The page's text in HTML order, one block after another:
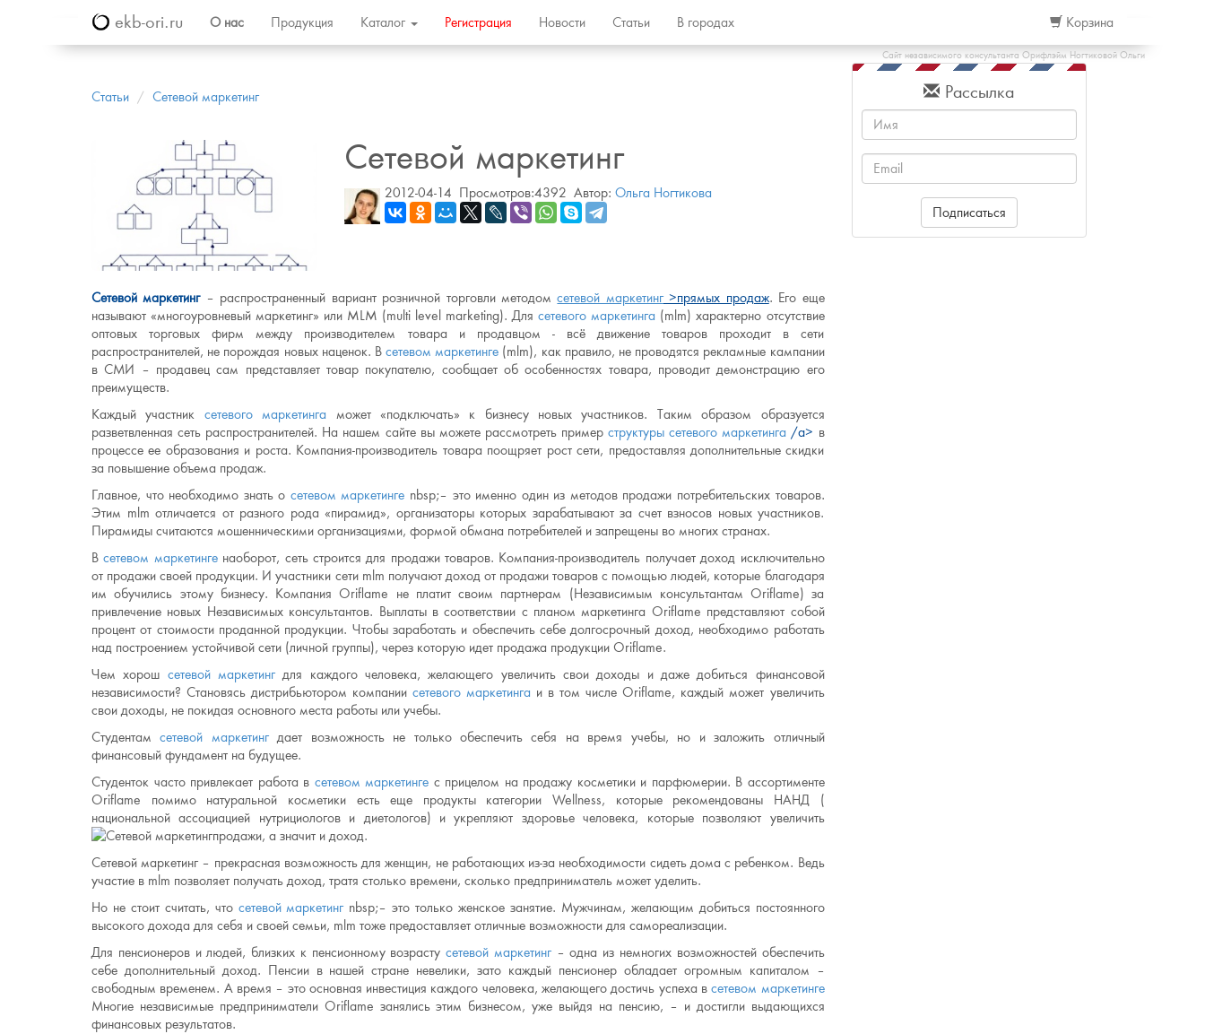
ekb-ori.ru О нас Продукция Каталог Регистрация Новости Статьи В городах Корзина
Сайт независимого консультанта Орифлэйм Ногтиковой Ольги
Статьи Сетевой маркетинг
Сетевой маркетинг
2012-04-14 Просмотров:4392 Автор:Ольга Ногтикова
Сетевой маркетинг– распространенный вариант розничной торговли методомсетевой маркетинг>прямых продаж. Его еще
называют «многоуровневый маркетинг» или MLM (multi level marketing). Длясетевого маркетинга (mlm) характерно отсутствие
оптовых торговых фирм между производителем товара и продавцом - всё движение товаров проходит в сети
распространителей, не порождая новых наценок. Всетевом маркетинге (mlm), как правило, не проводятся рекламные кампании
в СМИ – продавец сам представляет товар покупателю, сообщает об особенностях товара, проводит демонстрацию его
преимуществ.
Каждый участник сетевого маркетинга может «подключать» к бизнесу новых участников. Таким образом образуется
разветвленная сеть распространителей. На нашем сайте вы можете рассмотреть примерструктурысетевого маркетинга /a> в
процессе ее образования и роста. Компания-производитель товара поощряет рост сети, предоставляя дополнительные скидки
за повышение объема продаж.
Главное, что необходимо знать о сетевом маркетинге nbsp;– это именно один из методов продажи потребительских товаров.
Этим mlm отличается от разного рода «пирамид», организаторы которых зарабатывают за счет взносов новых участников.
Пирамиды считаются мошенническими организациями, формой обмана потребителей и запрещены во многих странах.
Всетевом маркетингенаоборот, сеть строится для продажи товаров. Компания-производитель получает доход исключительно
от продажи своей продукции. И участники сети mlm получают доход от продажи товаров с помощью людей, которые благодаря
им обучились этому бизнесу. Компания Oriflame не платит своим партнерам (Независимым консультантам Oriflame) за
привлечение новых Независимых консультантов. Выплаты в соответствии с планом маркетинга Oriflame представляют собой
процент от стоимости проданной продукции. Чтобы заработать и обеспечить себе долгосрочный доход, необходимо работать
над построением устойчивой сети (личной группы), через которую идет продажа продукции Oriflame.
Чем хорош сетевой маркетингдля каждого человека, желающего увеличить свои доходы и даже добиться финансовой
независимости? Становясь дистрибьютором компаниисетевого маркетинга и в том числе Oriflame, каждый может увеличить
свои доходы, не покидая основного места работы или учебы.
Студентамсетевой маркетингдает возможность не только обеспечить себя на время учебы, но и заложить отличный
финансовый фундамент на будущее.
Студенток часто привлекает работа в сетевом маркетинге с прицелом на продажу косметики и парфюмерии. В ассортименте
Oriflame помимо натуральной косметики есть еще продукты категории Wellness, которые рекомендованы НАНД (
национальной ассоциацией нутрициологов и диетологов) и укрепляют здоровье человека, которые позволяют увеличить
продажи, а значит и доход.
Сетевой маркетинг – прекрасная возможность для женщин, не работающих из-за необходимости сидеть дома с ребенком. Ведь
участие в mlm позволяет получать доход, тратя столько времени, сколько предприниматель может уделить.
Но не стоит считать, что сетевой маркетинг nbsp;– это только женское занятие. Мужчинам, желающим добиться постоянного
высокого дохода для себя и своей семьи, mlm тоже предоставляет отличные возможности для самореализации.
Для пенсионеров и людей, близких к пенсионному возрастусетевой маркетинг– одна из немногих возможностей обеспечить
себе дополнительный доход. Пенсии в нашей стране невелики, зато каждый пенсионер обладает огромным капиталом –
свободным временем. А время – это основная инвестиция каждого человека, желающего достичь успеха всетевом маркетинге
Многие независимые предприниматели Oriflame занялись этим бизнесом, уже выйдя на пенсию, – и достигли выдающихся
финансовых результатов.
Рассылка
Подписаться